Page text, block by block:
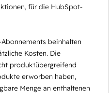
für die HubSpot-
beinhalten
Kosten. Die
produktübergreifend
erworben haben,
Menge an enthaltenen